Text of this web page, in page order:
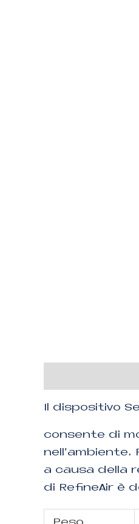
Il dispositivo
consente di
a causa della
di RefineAir è